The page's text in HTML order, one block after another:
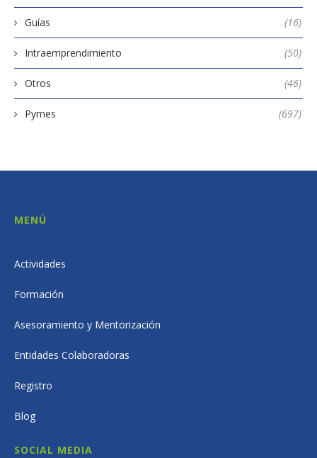
Guías (16)
Intraemprendimiento (50)
Otros (46)
Pymes (697)
MENÚ
Actividades
Formación
Asesoramiento y Mentorización
Entidades Colaboradoras
Registro
Blog
SOCIAL MEDIA